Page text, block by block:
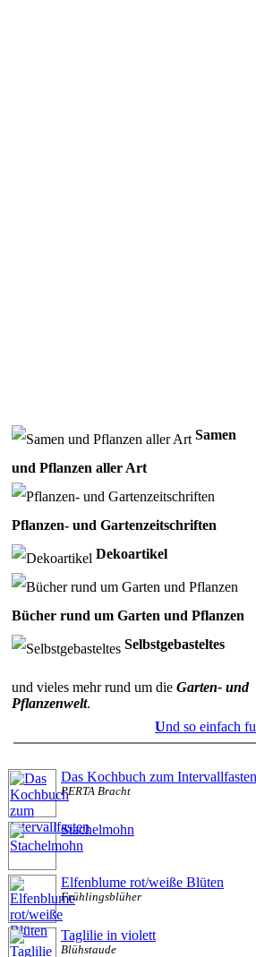
Samen
und Pflanzen aller Art
Pflanzen- und Gartenzeitschriften
Dekoartikel
Bücher rund um Garten und Pflanzen
Selbstgebasteltes
und vieles mehr rund um die Garten- und
Pflanzenwelt.
Und so einfach
Das Kochbuch zum Intervallfasten
PERTA Bracht
Stachelmohn
Elfenblume rot/weiße Blüten
Frühlingsblüher
Taglilie in violett
Blühstaude